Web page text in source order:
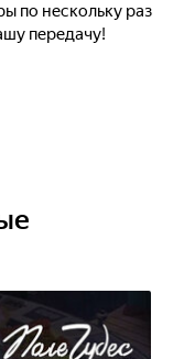
по нескольку раз
передачу!